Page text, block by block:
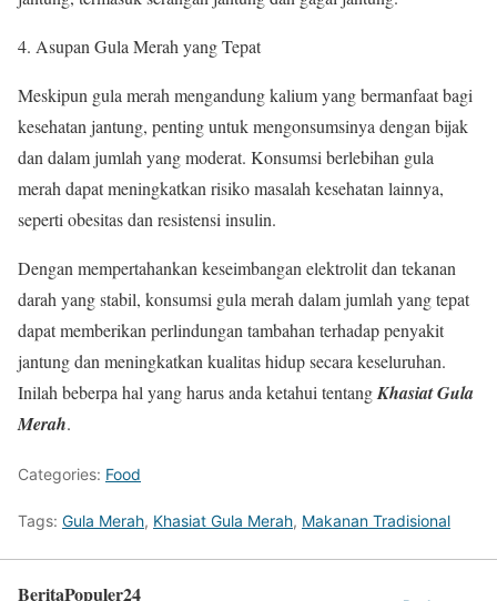
4. Asupan Gula Merah yang Tepat
Meskipun gula merah mengandung kalium yang bermanfaat bagi
kesehatan jantung, penting untuk mengonsumsinya dengan bijak
dan dalam jumlah yang moderat. Konsumsi berlebihan gula
merah dapat meningkatkan risiko masalah kesehatan lainnya,
seperti obesitas dan resistensi insulin.
Dengan mempertahankan keseimbangan elektrolit dan tekanan
darah yang stabil, konsumsi gula merah dalam jumlah yang tepat
dapat memberikan perlindungan tambahan terhadap penyakit
jantung dan meningkatkan kualitas hidup secara keseluruhan.
Inilah beberpa hal yang harus anda ketahui tentangKhasiat Gula
Merah.
Categories: Food
Tags: Gula Merah, Khasiat Gula Merah, Makanan Tradisional
BeritaPopuler24